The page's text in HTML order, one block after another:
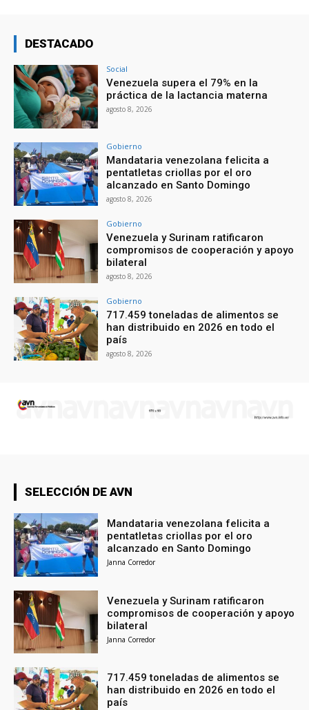
DESTACADO
Social
Venezuela supera el 79% en la
práctica de la lactancia materna
agosto 8, 2026
Gobierno
Mandataria venezolana felicita a
pentatletas criollas por el oro
alcanzado en Santo Domingo
agosto 8, 2026
Gobierno
Venezuela y Surinam ratificaron
compromisos de cooperación y apoyo
bilateral
agosto 8, 2026
Gobierno
717.459 toneladas de alimentos se
han distribuido en 2026 en todo el
país
agosto 8, 2026
SELECCIÓN DE AVN
Mandataria venezolana felicita a
pentatletas criollas por el oro
alcanzado en Santo Domingo
Janna Corredor
Venezuela y Surinam ratificaron
compromisos de cooperación y apoyo
bilateral
Janna Corredor
717.459 toneladas de alimentos se
han distribuido en 2026 en todo el
país